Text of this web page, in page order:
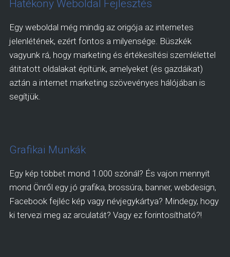
Hatékony Weboldal Fejlesztés
Egy weboldal még mindig az origója az internetes
jelenlétének, ezért fontos a milyensége. Büszkék
vagyunk rá, hogy marketing és értékesítési szemlélettel
átitatott oldalakat építünk, amelyeket (és gazdáikat)
aztán a internet marketing szövevényes hálójában is
segítjük.
Grafikai Munkák
Egy kép többet mond 1.000 szónál? És vajon mennyit
mond Önről egy jó grafika, brossúra, banner, webdesign,
Facebook fejléc kép vagy névjegykártya? Mindegy, hogy
ki tervezi meg az arculatát? Vagy ez forintosítható?!